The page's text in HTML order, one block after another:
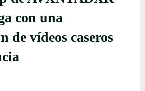
con una
de vídeos caseros